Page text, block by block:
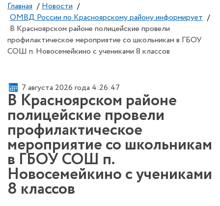
Главная / Новости /
ОМВД России по Красноярскому району информирует /
В Красноярском районе полицейские провели
профилактическое мероприятие со школьникам в ГБОУ
СОШ п. Новосемейкино с учениками 8 классов
7 августа 2026 года 4:26:47
В Красноярском районе
полицейские провели
профилактическое
мероприятие со школьникам
в ГБОУ СОШ п.
Новосемейкино с учениками
8 классов